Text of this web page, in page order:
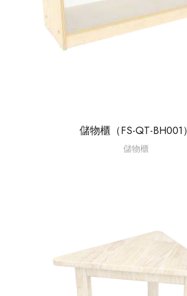
儲物櫃（FS-QT-BH001）
儲物櫃